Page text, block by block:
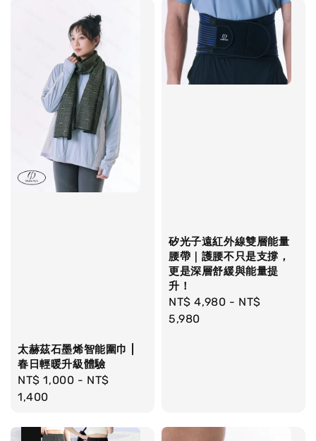
太赫茲石墨烯智能圍巾 |
春日輕暖升級體驗
Regular
price
NT$ 1,000 - NT$
1,400
矽光子遠紅外線雙層能量
腰帶｜護腰不只是支撐，
更是深層舒緩與能量提
升！
Regular
price
NT$ 4,980 - NT$
5,980